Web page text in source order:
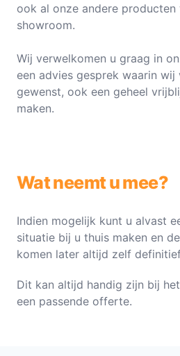
ook al onze andere
showroom.
Wij verwelkomen u graag in
een advies gesprek waarin wij
gewenst, ook een geheel
maken.
Wat neemt u mee?
Indien mogelijk kunt u alvast
situatie bij u thuis maken en
komen later altijd zelf
Dit kan altijd handig zijn bij
een passende offerte.